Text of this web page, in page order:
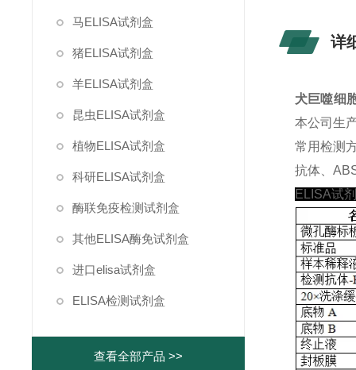
马ELISA试剂盒
猪ELISA试剂盒
羊ELISA试剂盒
昆虫ELISA试剂盒
植物ELISA试剂盒
科研ELISA试剂盒
酶联免疫检测试剂盒
其他ELISA酶免试剂盒
进口elisa试剂盒
ELISA检测试剂盒
查看全部产品 >>
详
犬巨噬细
本公司生
常用检测
抗体、
ELISA试